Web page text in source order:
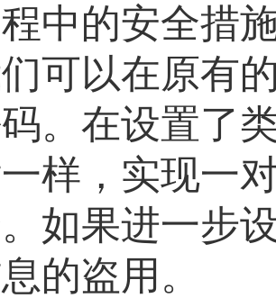
中的安全措
可以在原有
。在设置了
样，实现一
如果进一步
的盗用。